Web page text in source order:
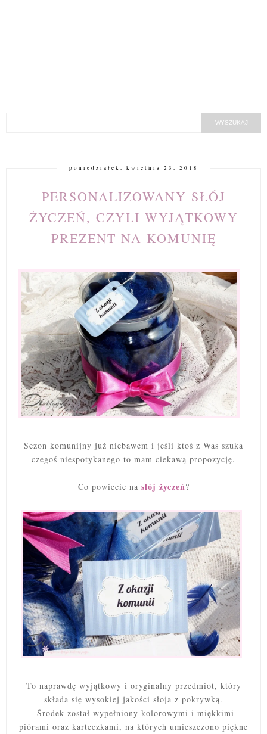
poniedziałek, kwietnia 23, 2018
PERSONALIZOWANY SŁÓJ
ŻYCZEŃ, CZYLI WYJĄTKOWY
PREZENT NA KOMUNIĘ
Sezon komunijny już niebawem i jeśli ktoś z Was szuka
czegoś niespotykanego to mam ciekawą propozycję.
Co powiecie na słój życzeń?
To naprawdę wyjątkowy i oryginalny przedmiot, który
składa się wysokiej jakości słoja z pokrywką.
Środek został wypełniony kolorowymi i miękkimi
piórami oraz karteczkami, na których umieszczono piękne